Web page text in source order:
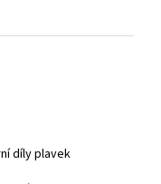
díly plavek